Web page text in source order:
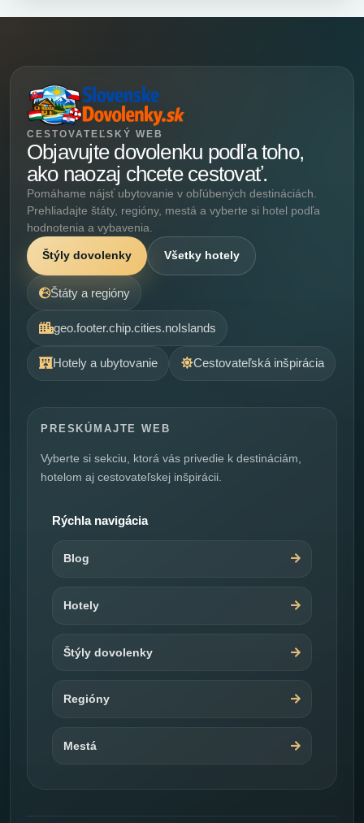
CESTOVATEĽSKÝ WEB
Objavujte dovolenku podľa toho,
ako naozaj chcete cestovať.
Pomáhame nájsť ubytovanie v obľúbených destináciách.
Prehliadajte štáty, regióny, mestá a vyberte si hotel podľa
hodnotenia a vybavenia.
Štýly dovolenky Všetky hotely
Štáty a regióny
geo.footer.chip.cities.noIslands
Hotely a ubytovanie Cestovateľská inšpirácia
PRESKÚMAJTE WEB
Vyberte si sekciu, ktorá vás privedie k destináciám,
hotelom aj cestovateľskej inšpirácii.
Rýchla navigácia
Blog
Hotely
Štýly dovolenky
Regióny
Mestá